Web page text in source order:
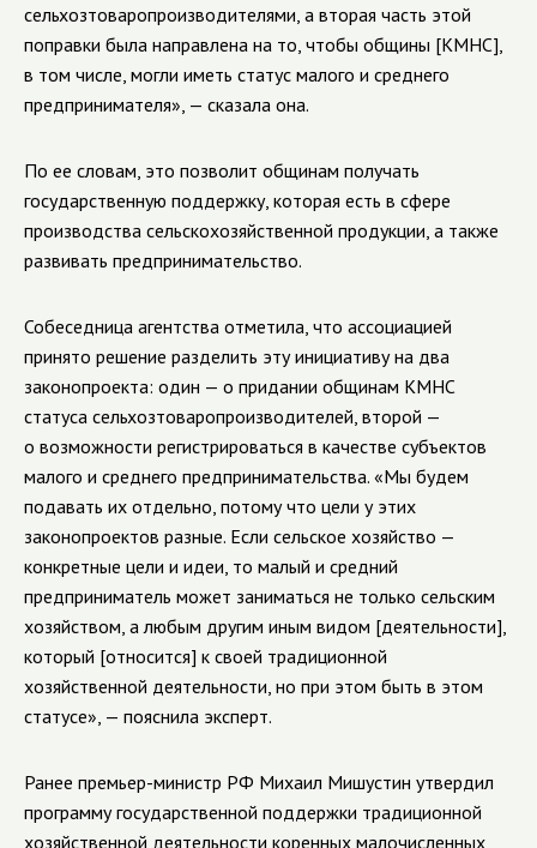
сельхозтоваропроизводителями, а вторая часть этой
поправки была направлена на то, чтобы общины [КМНС],
в том числе, могли иметь статус малого и среднего
предпринимателя», — сказала она.
По ее словам, это позволит общинам получать
государственную поддержку, которая есть в сфере
производства сельскохозяйственной продукции, а также
развивать предпринимательство.
Собеседница агентства отметила, что ассоциацией
принято решение разделить эту инициативу на два
законопроекта: один — о придании общинам КМНС
статуса сельхозтоваропроизводителей, второй —
о возможности регистрироваться в качестве субъектов
малого и среднего предпринимательства. «Мы будем
подавать их отдельно, потому что цели у этих
законопроектов разные. Если сельское хозяйство —
конкретные цели и идеи, то малый и средний
предприниматель может заниматься не только сельским
хозяйством, а любым другим иным видом [деятельности],
который [относится] к своей традиционной
хозяйственной деятельности, но при этом быть в этом
статусе», — пояснила эксперт.
Ранее премьер-министр РФ Михаил Мишустин утвердил
программу государственной поддержки традиционной
хозяйственной деятельности коренных малочисленных